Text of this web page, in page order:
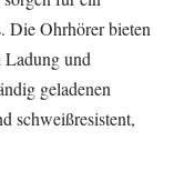
Die Ohrhörer bieten
Ladung und
geladenen
schweißresistent,